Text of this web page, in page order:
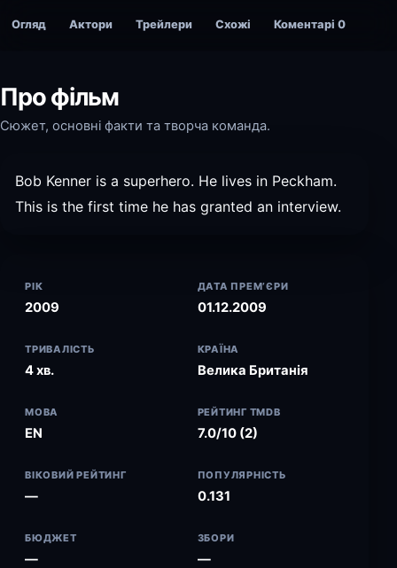
Огляд Актори Трейлери Схожі Коментарі 0
Про фільм
Сюжет, основні факти та творча команда.
Bob Kenner is a superhero. He lives in Peckham.
This is the first time he has granted an interview.
РІК
2009
ДАТА ПРЕМ’ЄРИ
01.12.2009
ТРИВАЛІСТЬ
4 хв.
КРАЇНА
Велика Британія
МОВА
EN
РЕЙТИНГ TMDB
7.0/10 (2)
ВІКОВИЙ РЕЙТИНГ
—
ПОПУЛЯРНІСТЬ
0.131
БЮДЖЕТ
—
ЗБОРИ
—